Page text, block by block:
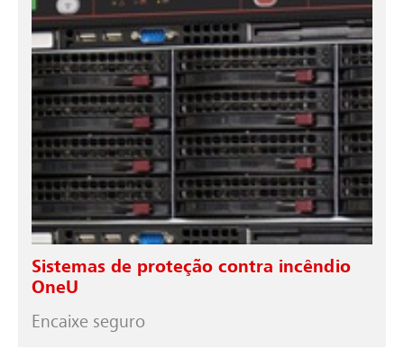
Sistemas de proteção contra incêndio
OneU
Encaixe seguro